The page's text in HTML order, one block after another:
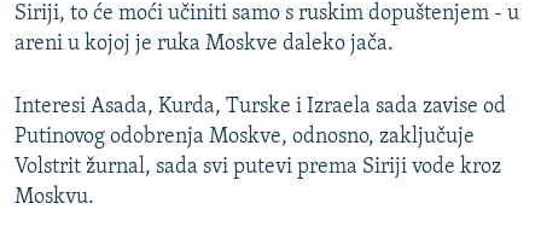
Siriji, to će moći učiniti samo s ruskim dopuštenjem - u
areni u kojoj je ruka Moskve daleko jača.
Interesi Asada, Kurda, Turske i Izraela sada zavise od
Putinovog odobrenja Moskve, odnosno, zaključuje
Volstrit žurnal, sada svi putevi prema Siriji vode kroz
Moskvu.